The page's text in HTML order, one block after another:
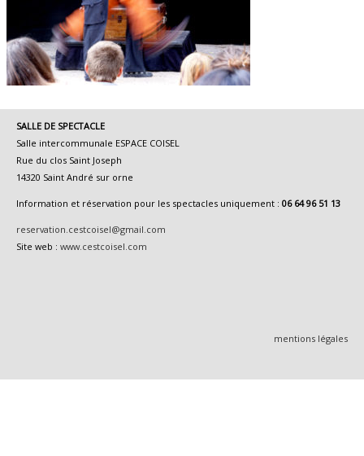
SALLE DE SPECTACLE
Salle intercommunale ESPACE COISEL
Rue du clos Saint Joseph
14320 Saint André sur orne
Information et réservation pour les spectacles uniquement : 06 64 96 51 13
reservation.cestcoisel@gmail.com
Site web : www.cestcoisel.com
mentions légales